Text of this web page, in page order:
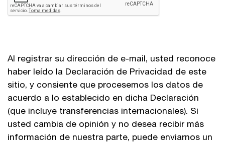
Al registrar su dirección de e-mail, usted reconoce
haber leído la Declaración de Privacidad de este
sitio, y consiente que procesemos los datos de
acuerdo a lo establecido en dicha Declaración
(que incluye transferencias internacionales). Si
usted cambia de opinión y no desea recibir más
información de nuestra parte, puede enviarnos un